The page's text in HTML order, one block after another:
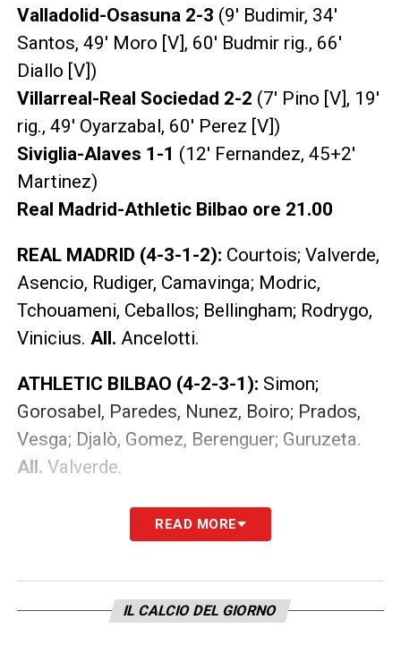
Valladolid-Osasuna 2-3 (9′ Budimir, 34′
Santos, 49′ Moro [V], 60′ Budmir rig., 66′
Diallo [V])
Villarreal-Real Sociedad 2-2 (7′ Pino [V], 19′
rig., 49′ Oyarzabal, 60′ Perez [V])
Siviglia-Alaves 1-1 (12′ Fernandez, 45+2′
Martinez)
Real Madrid-Athletic Bilbao ore 21.00
REAL MADRID (4-3-1-2): Courtois; Valverde,
Asencio, Rudiger, Camavinga; Modric,
Tchouameni, Ceballos; Bellingham; Rodrygo,
Vinicius. All. Ancelotti.
ATHLETIC BILBAO (4-2-3-1): Simon;
Gorosabel, Paredes, Nunez, Boiro; Prados,
Vesga; Djalò, Gomez, Berenguer; Guruzeta.
All. Valverde.
LA PLAYLIST DELLE NOSTRE TOP NEWS
READ MORE
IL CALCIO DEL GIORNO